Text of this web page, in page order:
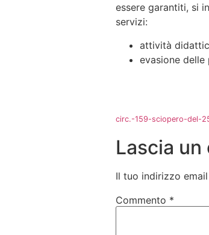
essere garantiti, si
servizi:
attività
evasione
circ.-159-sciopero-del-
Lascia
Il tuo indirizzo
Commento *